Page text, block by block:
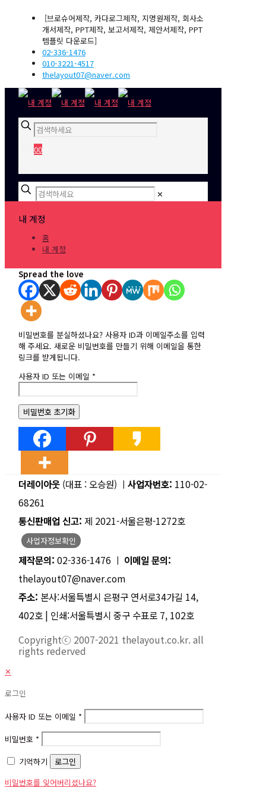
[브로슈어제작, 카다로그제작, 지명원제작, 회사소
개서제작, PPT제작, 보고서제작, 제안서제작, PPT
템플릿 다운로드]
02-336-1476
010-3221-4517
thelayout07@naver.com
00
✕
내 계정
홈
내 계정
Spread the love
비밀번호를 분실하셨나요? 사용자 ID과 이메일주소를 입력
해 주세요. 새로운 비밀번호를 만들기 위해 이메일을 통한
링크를 받게됩니다.
사용자 ID 또는 이메일 *
수
비밀번호 초기화
더레이아웃 (대표 : 오승원) ㅣ 사업자번호: 110-02-
68261
통신판매업 신고: 제 2021-서울은평-1272호
사업자정보확인
제작문의: 02-336-1476 ㅣ 이메일 문의:
thelayout07@naver.com
주소: 본사:서울특별시 은평구 연서로34가길 14,
402호 | 인쇄:서울특별시 중구 수표로 7, 102호
Copyrightⓒ 2007-2021 thelayout.co.kr. all
rights rederved
✕
로그인
사용자 ID 또는 이메일 *
비밀번호 *
기억하기
로그인
비밀번호를 잊어버리셨나요?